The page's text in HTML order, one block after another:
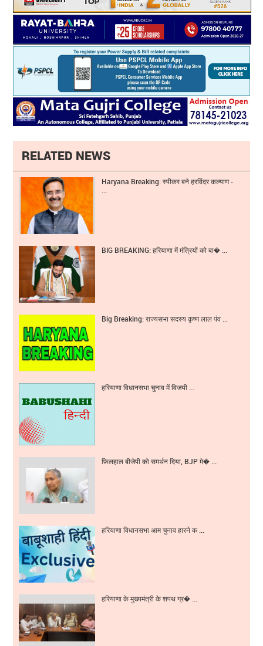
RELATED NEWS
Haryana Breaking: स्पीकर बने हरविंदर कल्याण -
...
BIG BREAKING: हरियाणा में मंत्रियों को बा� ...
Big Breaking: राज्यसभा सदस्य कृष्ण लाल पंव ...
हरियाणा विधानसभा चुनाव में विजयी ...
फ़िलहाल बीजेपी को समर्थन दिया, BJP मे� ...
हरियाणा विधानसभा आम चुनाव हारने क ...
हरियाणा के मुख्यमंत्री के शपथ ग्र� ...